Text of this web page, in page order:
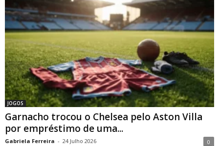
JOGOS
Garnacho trocou o Chelsea pelo Aston Villa
por empréstimo de uma...
Gabriela Ferreira - 24 Julho 2026 0